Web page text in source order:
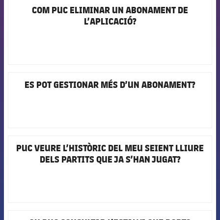
Jugadors
Classificació
Notícies
Apunta't a les amateurs
VALORANT Rising
FCB Barcelona badge
COM PUC ELIMINAR UN ABONAMENT DE
L’APLICACIÓ?
FCB Barcelona badge
ES POT GESTIONAR MÉS D’UN ABONAMENT?
FCB Barcelona badge
PUC VEURE L’HISTÒRIC DEL MEU SEIENT LLIURE
DELS PARTITS QUE JA S’HAN JUGAT?